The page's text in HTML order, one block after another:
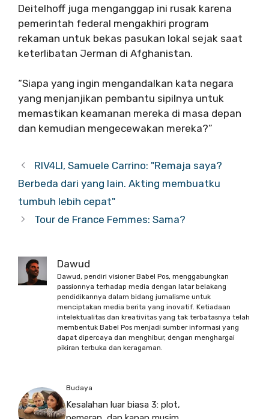
Deitelhoff juga menganggap ini rusak karena
pemerintah federal mengakhiri program
rekaman untuk bekas pasukan lokal sejak saat
keterlibatan Jerman di Afghanistan.
“Siapa yang ingin mengandalkan kata negara
yang menjanjikan pembantu sipilnya untuk
memastikan keamanan mereka di masa depan
dan kemudian mengecewakan mereka?”
RIV4LI, Samuele Carrino: "Remaja saya?
Berbeda dari yang lain. Akting membuatku
tumbuh lebih cepat"
Tour de France Femmes: Sama?
Dawud
Dawud, pendiri visioner Babel Pos, menggabungkan
passionnya terhadap media dengan latar belakang
pendidikannya dalam bidang jurnalisme untuk
menciptakan media berita yang inovatif. Ketiadaan
intelektualitas dan kreativitas yang tak terbatasnya telah
membentuk Babel Pos menjadi sumber informasi yang
dapat dipercaya dan menghibur, dengan menghargai
pikiran terbuka dan keragaman.
Budaya
Kesalahan luar biasa 3: plot,